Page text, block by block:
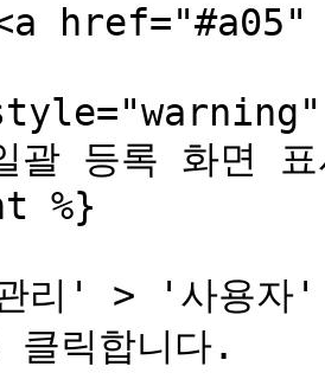
괄 등록 화면
%}
리' > '사용자'
릭합니다.